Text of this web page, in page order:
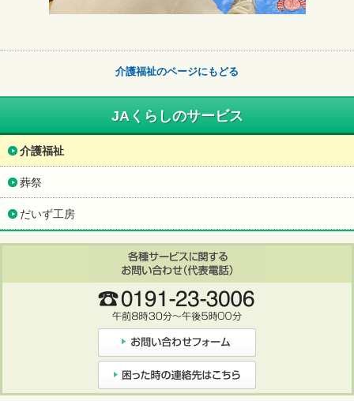
介護福祉のページにもどる
JAくらしのサービス
介護福祉
葬祭
だいず工房